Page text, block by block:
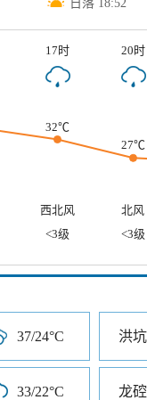
日落 18:52
17时 20时
32℃
27℃
西北风
北风
<3级 <3级
37/24°C 洪
33/22°C 龙